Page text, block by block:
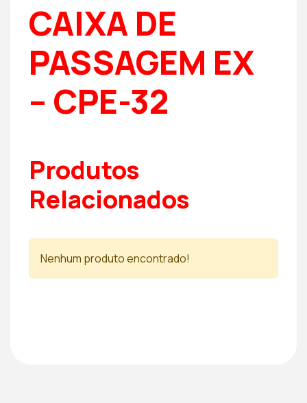
CAIXA DE
PASSAGEM EX
– CPE-32
Produtos
Relacionados
Nenhum produto encontrado!